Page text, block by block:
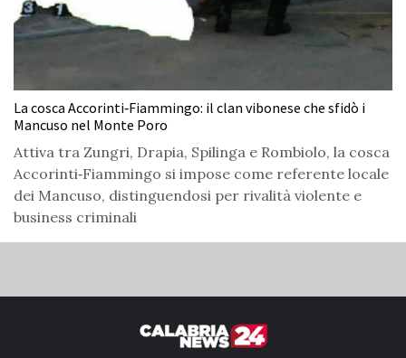
La cosca Accorinti‑Fiammingo: il clan vibonese che sfidò i
Mancuso nel Monte Poro
Attiva tra Zungri, Drapia, Spilinga e Rombiolo, la cosca
Accorinti‑Fiammingo si impose come referente locale
dei Mancuso, distinguendosi per rivalità violente e
business criminali